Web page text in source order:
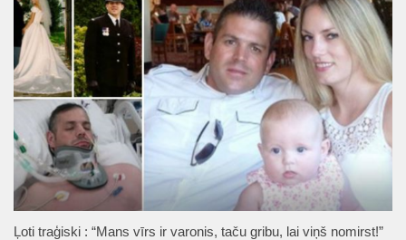
Ļoti traģiski : “Mans vīrs ir varonis, taču gribu, lai viņš nomirst!”